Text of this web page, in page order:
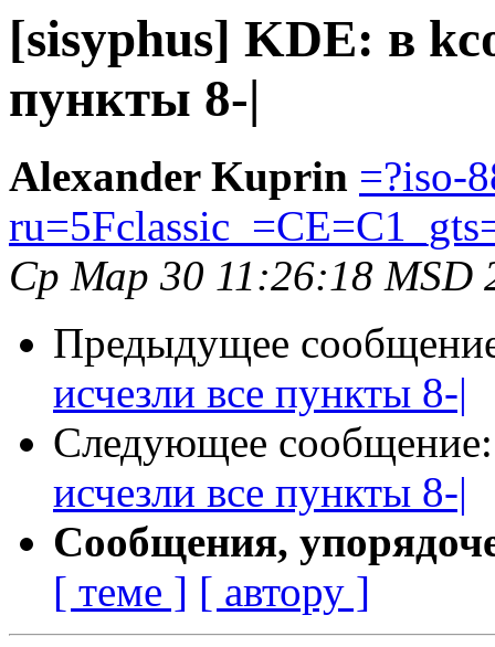
[sisyphus] KDE: в
пункты 8-|
Alexander Kuprin =?iso-
Ср Мар 30 11:26:18 MSD
Предыдущее
исчезли все пункты 8-|
Следующее
исчезли все пункты 8-|
Сообщения,
[ теме ] [ автору ]